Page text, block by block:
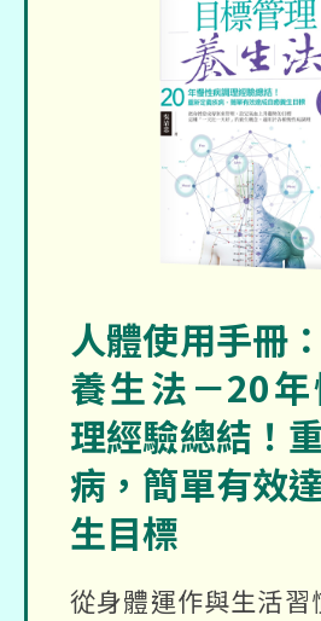
人體使用手冊
養生法－20
理經驗總結！
病，簡單有效
生目標
從身體運作與生活習